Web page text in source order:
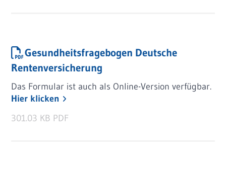
Gesundheitsfragebogen Deutsche
Rentenversicherung
Das Formular ist auch als Online-Version verfügbar.
Hier klicken
301.03 KB PDF